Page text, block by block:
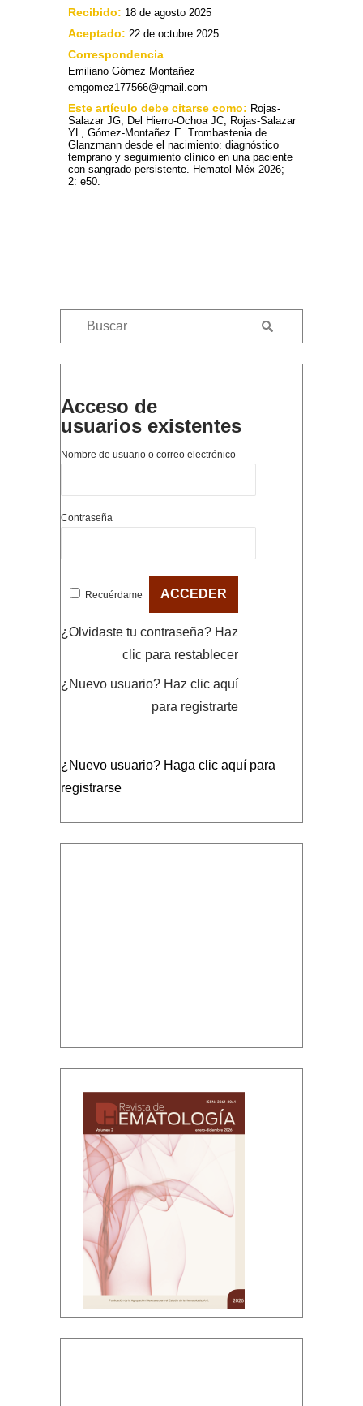
Recibido: 18 de agosto 2025
Aceptado: 22 de octubre 2025
Correspondencia
Emiliano Gómez Montañez
emgomez177566@gmail.com
Este artículo debe citarse como: Rojas-
Salazar JG, Del Hierro-Ochoa JC, Rojas-Salazar
YL, Gómez-Montañez E. Trombastenia de
Glanzmann desde el nacimiento: diagnóstico
temprano y seguimiento clínico en una paciente
con sangrado persistente. Hematol Méx 2026;
2: e50.
Acceso de
usuarios existentes
Nombre de usuario o correo electrónico
Contraseña
Recuérdame
¿Olvidaste tu contraseña? Haz
clic para restablecer
¿Nuevo usuario? Haz clic aquí
para registrarte
¿Nuevo usuario? Haga clic aquí para
registrarse